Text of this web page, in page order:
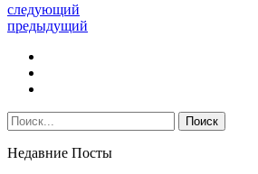
следующий
предыдущий
Недавние Посты